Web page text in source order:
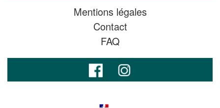
Mentions légales
Contact
FAQ